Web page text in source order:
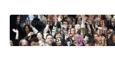
Gruppenbild mit
Finalisten